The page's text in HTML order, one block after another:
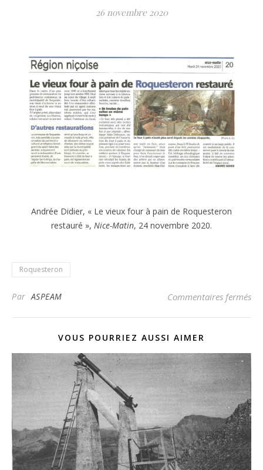
26 novembre 2020
Andrée Didier, « Le vieux four à pain de Roquesteron
restauré », Nice-Matin, 24 novembre 2020.
Roquesteron
Par ASPEAM Commentaires fermés
VOUS POURRIEZ AUSSI AIMER